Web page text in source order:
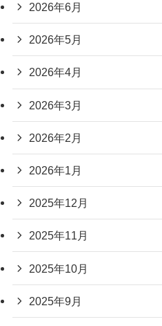
2026年6月
2026年5月
2026年4月
2026年3月
2026年2月
2026年1月
2025年12月
2025年11月
2025年10月
2025年9月